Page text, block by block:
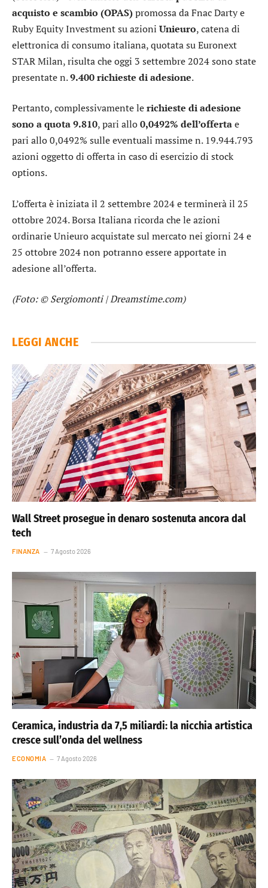
acquisto e scambio (OPAS)promossa da Fnac Darty e
Ruby Equity Investment su azioni Unieuro, catena di
elettronica di consumo italiana, quotata su Euronext
STAR Milan, risulta che oggi 3 settembre 2024 sono state
presentate n.9.400 richieste di adesione.
Pertanto, complessivamente lerichieste di adesione
sono a quota 9.810, pari allo0,0492% dell’offertae
pari allo 0,0492% sulle eventuali massime n. 19.944.793
azioni oggetto di offerta in caso di esercizio di stock
options.
L’offerta è iniziata il 2 settembre 2024 e terminerà il 25
ottobre 2024. Borsa Italiana ricorda che le azioni
ordinarie Unieuro acquistate sul mercato nei giorni 24 e
25 ottobre 2024 non potranno essere apportate in
adesione all’offerta.
(Foto: © Sergiomonti | Dreamstime.com)
LEGGI ANCHE
Wall Street prosegue in denaro sostenuta ancora dal
tech
FINANZA 7 Agosto 2026
Ceramica, industria da 7,5 miliardi: la nicchia artistica
cresce sull’onda del wellness
ECONOMIA 7 Agosto 2026